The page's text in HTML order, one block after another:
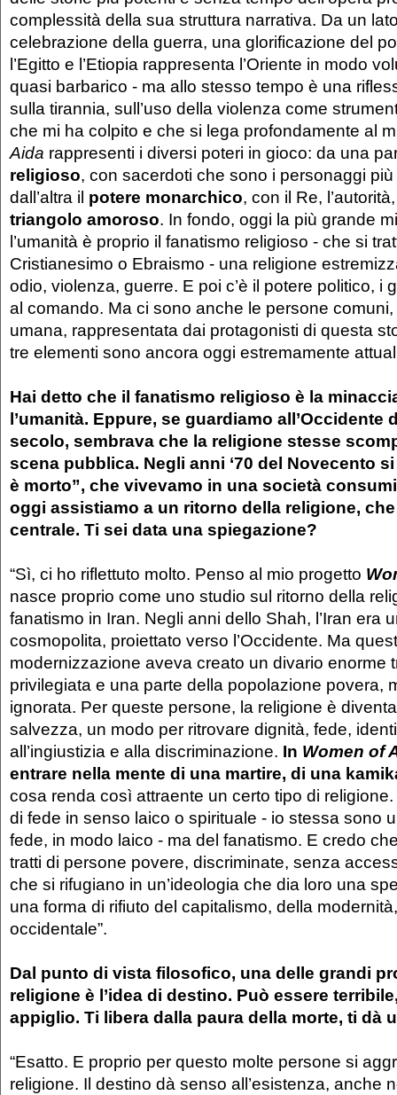
complessità della sua struttura narrativa. Da un
celebrazione della guerra, una glorificazione del
l’Egitto e l’Etiopia rappresenta l’Oriente in modo
quasi barbarico - ma allo stesso tempo è una
sulla tirannia, sull’uso della violenza come
che mi ha colpito e che si lega profondamente al
Aida rappresenti i diversi poteri in gioco: da una
religioso, con sacerdoti che sono i personaggi
dall’altra il potere monarchico, con il Re,
triangolo amoroso. In fondo, oggi la più grande
l’umanità è proprio il fanatismo religioso - che si
Cristianesimo o Ebraismo - una religione
odio, violenza, guerre. E poi c’è il potere politico, i
al comando. Ma ci sono anche le persone
umana, rappresentata dai protagonisti di questa
tre elementi sono ancora oggi estremamente
Hai detto che il fanatismo religioso è la
l’umanità. Eppure, se guardiamo all’Occidente
secolo, sembrava che la religione stesse
scena pubblica. Negli anni ‘70 del Novecento
è morto”, che vivevamo in una società
oggi assistiamo a un ritorno della religione,
centrale. Ti sei data una spiegazione?
“Sì, ci ho riflettuto molto. Penso al mio progetto
nasce proprio come uno studio sul ritorno della
fanatismo in Iran. Negli anni dello Shah, l’Iran era
cosmopolita, proiettato verso l’Occidente. Ma
modernizzazione aveva creato un divario enorme
privilegiata e una parte della popolazione povera,
ignorata. Per queste persone, la religione è
salvezza, un modo per ritrovare dignità, fede,
all’ingiustizia e alla discriminazione. In Women of
entrare nella mente di una martire, di una
cosa renda così attraente un certo tipo di
di fede in senso laico o spirituale - io stessa sono
fede, in modo laico - ma del fanatismo. E credo
tratti di persone povere, discriminate, senza
che si rifugiano in un’ideologia che dia loro una
una forma di rifiuto del capitalismo, della
occidentale”.
Dal punto di vista filosofico, una delle grandi
religione è l’idea di destino. Può essere
appiglio. Ti libera dalla paura della morte, ti dà
“Esatto. E proprio per questo molte persone si
religione. Il destino dà senso all’esistenza, anche